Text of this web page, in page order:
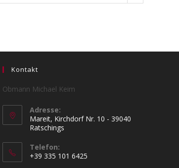
Kontakt
Obmann Michael Keim
Adresse:
Mareit, Kirchdorf Nr. 10 - 39040
Ratschings
Telefon:
+39 335 101 6425